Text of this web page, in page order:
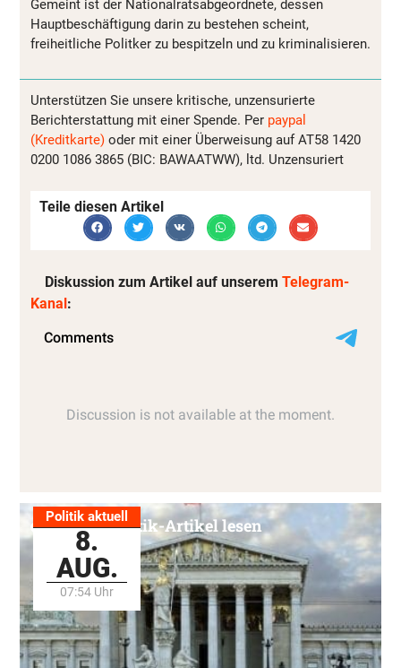
Gemeint ist der Nationalratsabgeordnete, dessen
Hauptbeschäftigung darin zu bestehen scheint,
freiheitliche Politker zu bespitzeln und zu kriminalisieren.
Unterstützen Sie unsere kritische, unzensurierte
Berichterstattung mit einer Spende. Per paypal
(Kreditkarte) oder mit einer Überweisung auf AT58 1420
0200 1086 3865 (BIC: BAWAATWW), ltd. Unzensuriert
Teile diesen Artikel
Diskussion zum Artikel auf unserem Telegram-
Kanal:
Politik aktuell
8.
AUG.
07:54 Uhr
Alle Politik-Artikel lesen